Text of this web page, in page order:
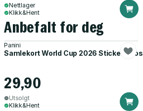
Nettlager
Klikk&Hent
Anbefalt for deg
Panini
Samlekort World Cup 2026 Sticker
29,90
Utsolgt
Klikk&Hent